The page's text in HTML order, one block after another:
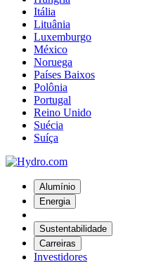
Itália
Lituânia
Luxemburgo
México
Noruega
Países Baixos
Polônia
Portugal
Reino Unido
Suécia
Suíça
Alumínio
Energia
Sustentabilidade
Carreiras
Investidores